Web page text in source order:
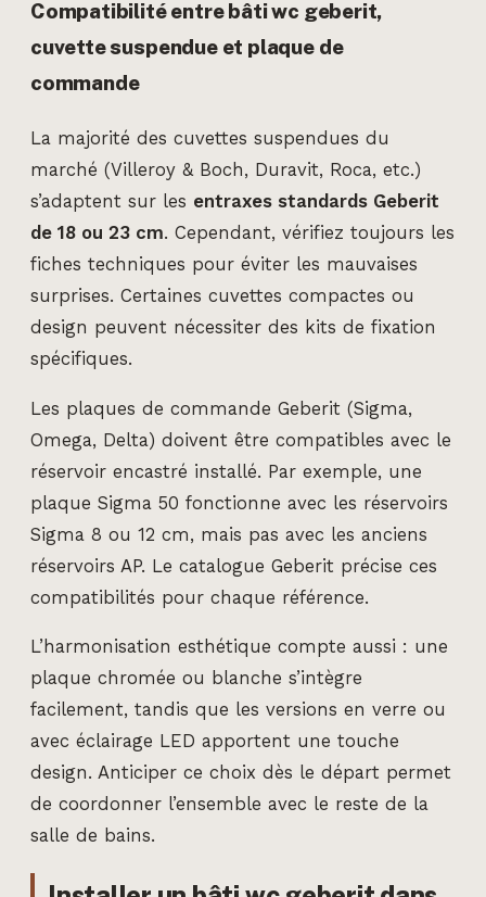
Compatibilité entre bâti wc geberit,
cuvette suspendue et plaque de
commande
La majorité des cuvettes suspendues du
marché (Villeroy & Boch, Duravit, Roca, etc.)
s’adaptent sur les entraxes standards Geberit
de 18 ou 23 cm. Cependant, vérifiez toujours les
fiches techniques pour éviter les mauvaises
surprises. Certaines cuvettes compactes ou
design peuvent nécessiter des kits de fixation
spécifiques.
Les plaques de commande Geberit (Sigma,
Omega, Delta) doivent être compatibles avec le
réservoir encastré installé. Par exemple, une
plaque Sigma 50 fonctionne avec les réservoirs
Sigma 8 ou 12 cm, mais pas avec les anciens
réservoirs AP. Le catalogue Geberit précise ces
compatibilités pour chaque référence.
L’harmonisation esthétique compte aussi : une
plaque chromée ou blanche s’intègre
facilement, tandis que les versions en verre ou
avec éclairage LED apportent une touche
design. Anticiper ce choix dès le départ permet
de coordonner l’ensemble avec le reste de la
salle de bains.